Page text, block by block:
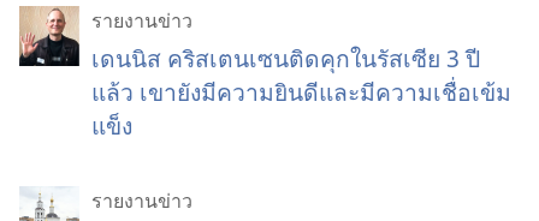
รายงานข่าว
เดนนิส คริสเตนเซนติดคุกในรัสเซีย 3 ปี
แล้ว เขายังมีความยินดีและมีความเชื่อเข้ม
แข็ง
รายงานข่าว